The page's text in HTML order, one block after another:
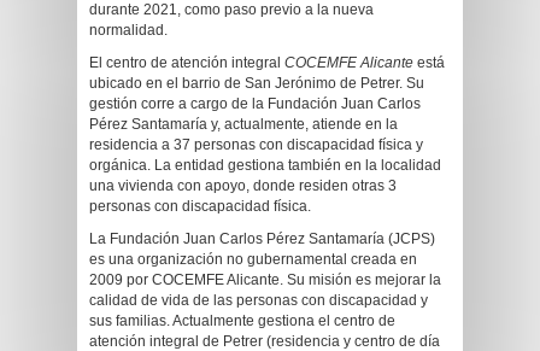
durante 2021, como paso previo a la nueva
normalidad.
El centro de atención integral COCEMFE Alicante está
ubicado en el barrio de San Jerónimo de Petrer. Su
gestión corre a cargo de la Fundación Juan Carlos
Pérez Santamaría y, actualmente, atiende en la
residencia a 37 personas con discapacidad física y
orgánica. La entidad gestiona también en la localidad
una vivienda con apoyo, donde residen otras 3
personas con discapacidad física.
La Fundación Juan Carlos Pérez Santamaría (JCPS)
es una organización no gubernamental creada en
2009 por COCEMFE Alicante. Su misión es mejorar la
calidad de vida de las personas con discapacidad y
sus familias. Actualmente gestiona el centro de
atención integral de Petrer (residencia y centro de día